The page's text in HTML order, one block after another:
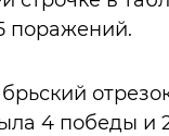
поражений.
4 победы и